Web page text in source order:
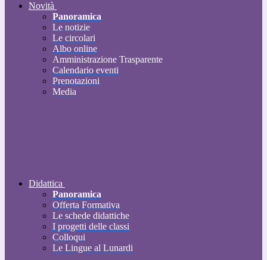
Novità
Panoramica
Le notizie
Le circolari
Albo online
Amministrazione Trasparente
Calendario eventi
Prenotazioni
Media
Didattica
Panoramica
Offerta Formativa
Le schede didattiche
I progetti delle classi
Colloqui
Le Lingue al Lunardi